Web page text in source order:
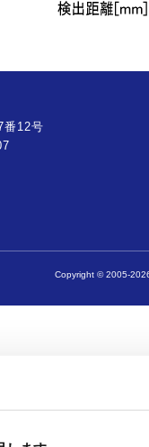
番12号
Copyright © 2005-